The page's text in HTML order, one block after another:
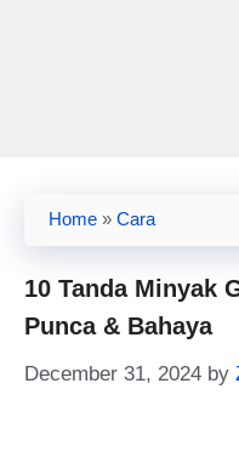
Home » Cara
10 Tanda Minyak
Punca & Bahaya
December 31, 2024 by